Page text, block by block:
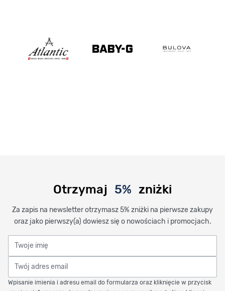
Otrzymaj 5% zniżki
Za zapis na newsletter otrzymasz 5% zniżki na pierwsze zakupy
oraz jako pierwszy(a) dowiesz się o nowościach i promocjach.
Twoje imię
Twój adres email
Wpisanie imienia i adresu email do formularza oraz kliknięcie w przycisk